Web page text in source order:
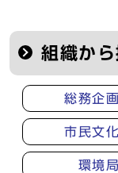
組織から
総務企
市民文
環境局